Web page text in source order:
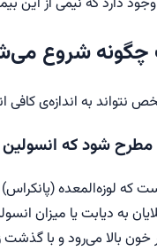
چگونه شروع
نتواند به اندازه‌ی
شود که
که لوزه‌المعده
به دیابت یا میزان
در خون بالا می‌رود و با